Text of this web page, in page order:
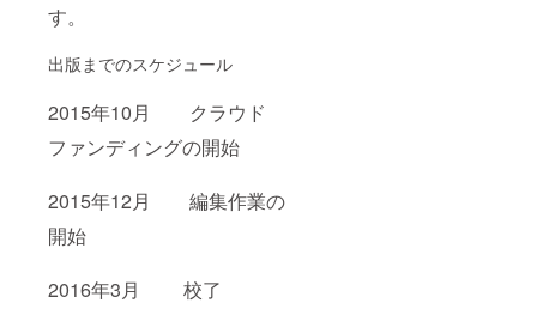
す。
出版までのスケジュール
2015年10月 クラウド
ファンディングの開始
2015年12月 編集作業の
開始
2016年3月 校了